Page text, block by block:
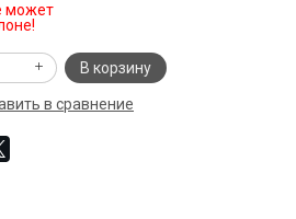
может
В корзину
в сравнение